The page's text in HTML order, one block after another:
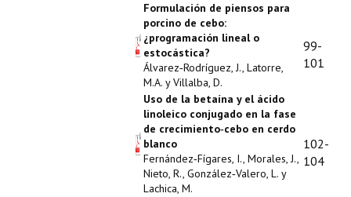
Premio Jóvenes Investigadores
Buscador de Comunicaciones
Buscador de Comunicaciones
Formulación de piensos para
porcino de cebo:
¿programación lineal o
estocástica?
Álvarez‑Rodríguez, J., Latorre,
M.A. y Villalba, D.
99-
101
Uso de la betaína y el ácido
linoleico conjugado en la fase
de crecimiento‑cebo en cerdo
blanco
Fernández‑Fígares, I., Morales, J.,
Nieto, R., González‑Valero, L. y
Lachica, M.
102-
104